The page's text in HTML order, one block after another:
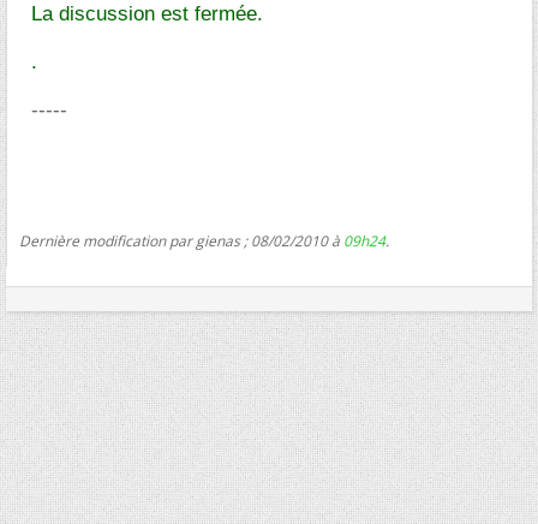
La discussion est fermée.
.
-----
Dernière modification par gienas ; 08/02/2010 à 09h24.